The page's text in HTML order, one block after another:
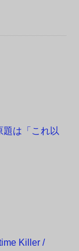
題は「これ以
Killer /